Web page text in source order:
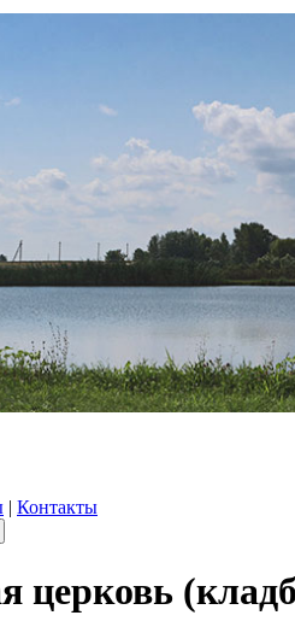
| Контакты
церковь